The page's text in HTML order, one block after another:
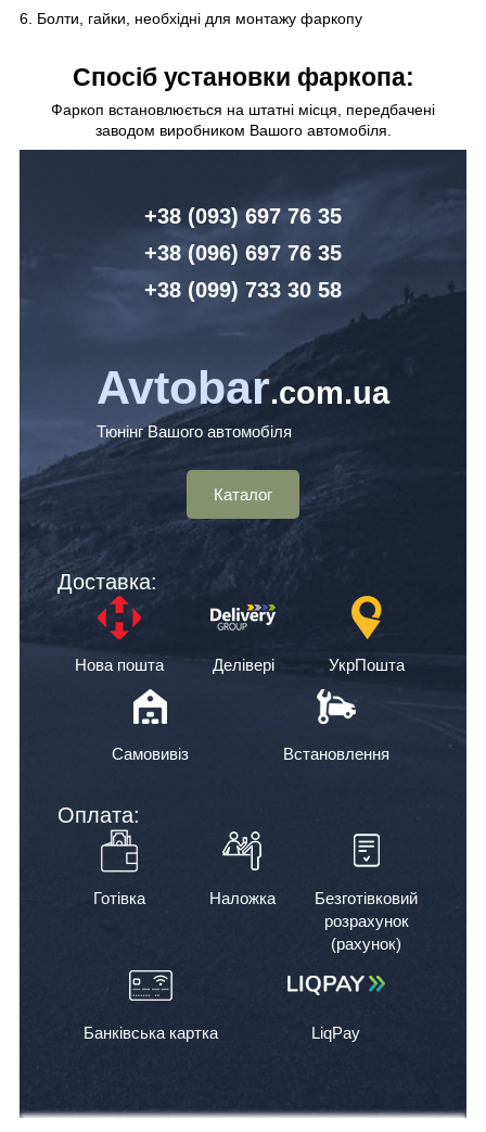
6. Болти, гайки, необхідні для монтажу фаркопу
Спосіб установки фаркопа:
Фаркоп встановлюється на штатні місця, передбачені
заводом виробником Вашого автомобіля.
+38 (093) 697 76 35
+38 (096) 697 76 35
+38 (099) 733 30 58
Avtobar.com.ua
Тюнінг Вашого автомобіля
Каталог
Доставка:
Нова пошта Делівері УкрПошта
Самовивіз Встановлення
Оплата:
Готівка Наложка
Безготівковий
розрахунок
(рахунок)
Банківська картка LiqPay